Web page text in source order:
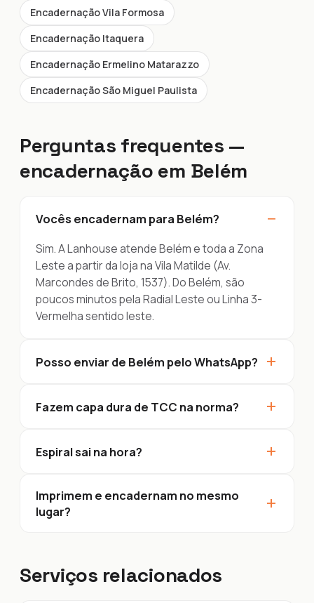
Encadernação Vila Formosa
Encadernação Itaquera
Encadernação Ermelino Matarazzo
Encadernação São Miguel Paulista
Perguntas frequentes —
encadernação em Belém
Vocês encadernam para Belém? −
Sim. A Lanhouse atende Belém e toda a Zona
Leste a partir da loja na Vila Matilde (Av.
Marcondes de Brito, 1537). Do Belém, são
poucos minutos pela Radial Leste ou Linha 3-
Vermelha sentido leste.
Posso enviar de Belém pelo WhatsApp? +
Fazem capa dura de TCC na norma? +
Espiral sai na hora? +
Imprimem e encadernam no mesmo
lugar?
+
Serviços relacionados